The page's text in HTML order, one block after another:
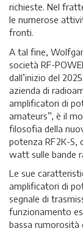
richieste. Nel
le numerose
fronti.
A tal fine,
società RF-
dall’inizio del
azienda di
amplificatori di
amateurs”, è il
filosofia della
potenza RF2K-S,
watt sulle bande
Le sue
amplificatori di
segnale di
funzionamento
bassa rumorosità